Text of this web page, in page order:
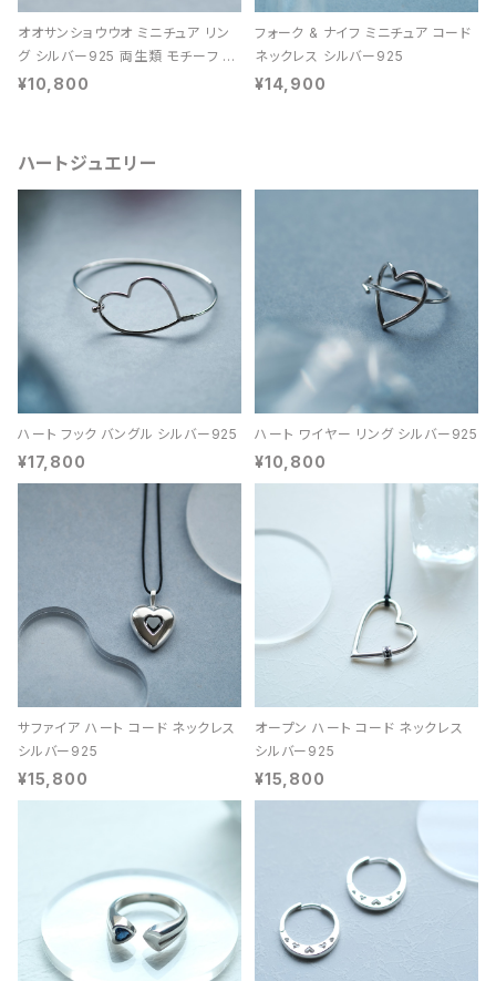
オオサンショウウオ ミニチュア リン
グ シルバー925 両生類 モチーフ レ
ディース ユニセックス
¥10,800
フォーク & ナイフ ミニチュア コード
ネックレス シルバー925
¥14,900
ハートジュエリー
ハート フック バングル シルバー925
¥17,800
ハート ワイヤー リング シルバー925
¥10,800
サファイア ハート コード ネックレス
シルバー925
¥15,800
オープン ハート コード ネックレス
シルバー925
¥15,800